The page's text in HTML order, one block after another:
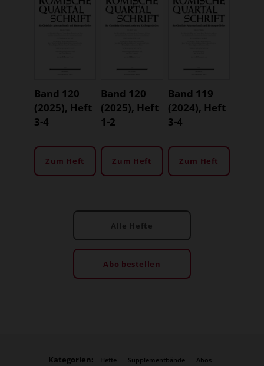
Band 120
(2025), Heft
3-4
Zum Heft
Band 120
(2025), Heft
1-2
Zum Heft
Band 119
(2024), Heft
3-4
Zum Heft
Alle Hefte
Abo bestellen
Kategorien: Hefte Supplementbände Abos